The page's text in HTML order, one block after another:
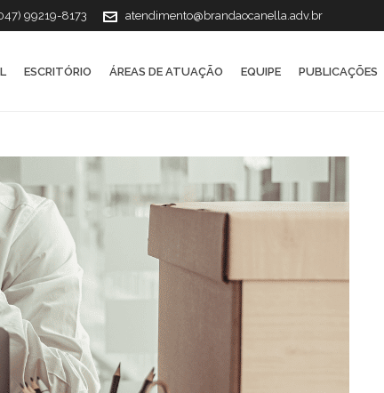
99219-8173 atendimento@brandaocanella.adv.br
ESCRITÓRIO ÁREAS DE ATUAÇÃO EQUIPE PUBLICAÇÕES